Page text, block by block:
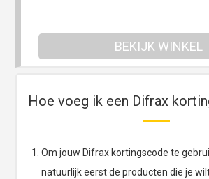
BEKIJK WINKEL
Hoe voeg ik een Difrax
Om jouw Difrax kortingscode te
natuurlijk eerst de producten die je